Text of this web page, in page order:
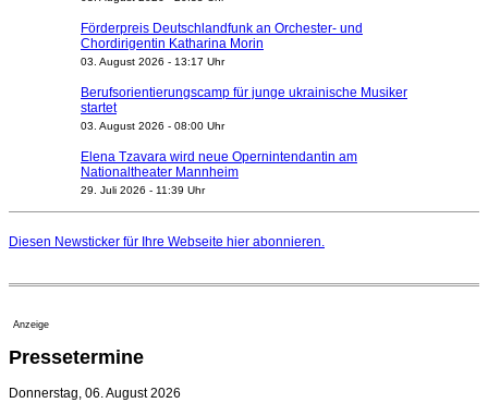
Förderpreis Deutschlandfunk an Orchester- und
Chordirigentin Katharina Morin
03. August 2026 - 13:17 Uhr
Berufsorientierungscamp für junge ukrainische Musiker
startet
03. August 2026 - 08:00 Uhr
Elena Tzavara wird neue Opernintendantin am
Nationaltheater Mannheim
29. Juli 2026 - 11:39 Uhr
geht 2027
Kammerorchester Heilbronn: Chefdirigent Risto Joost
Opernhäuser gedenken vertriebener jüdischer
Ensemblemitglieder
Diesen Newsticker für Ihre Webseite hier abonnieren.
Anzeige
Pressetermine
Donnerstag, 06. August 2026